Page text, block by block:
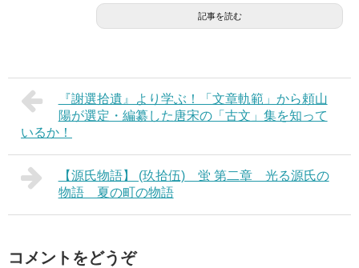
記事を読む
『謝選拾遺』より学ぶ！「文章軌範」から頼山
陽が選定・編纂した唐宋の「古文」集を知って
いるか！
【源氏物語】 (玖拾伍) 蛍 第二章 光る源氏の
物語 夏の町の物語
コメントをどうぞ